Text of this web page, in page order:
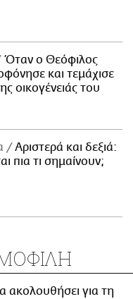
Όταν ο Θεόφιλος
και τεμάχισε
οικογένειάς του
Αριστερά και δεξιά:
πια τι σημαίνουν;
ακολουθήσει για τη